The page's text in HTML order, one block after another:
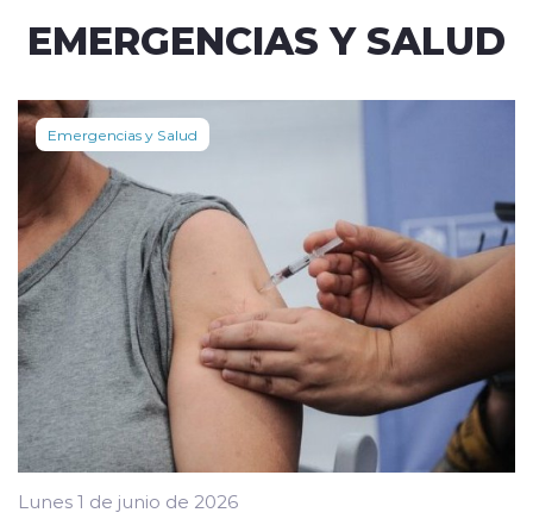
EMERGENCIAS Y SALUD
Emergencias y Salud
Lunes 1 de junio de 2026